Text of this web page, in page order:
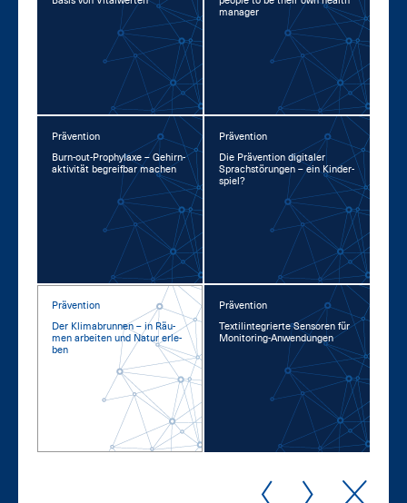
ma­na­ger
Prävention
Burn-out-Pro­phy­la­xe – Ge­hirn­
ak­ti­vi­tät be­greif­bar ma­chen
Prävention
Die Prä­ven­ti­on di­gi­ta­ler
Sprach­stö­run­gen – ein Kin­der­
spiel?
Prävention
Der Kli­ma­brun­nen – in Räu­
men ar­bei­ten und Na­tur er­le­
ben
Prävention
Tex­til­in­te­grier­te Sen­so­ren für
Mo­ni­to­ring-An­wen­dun­gen